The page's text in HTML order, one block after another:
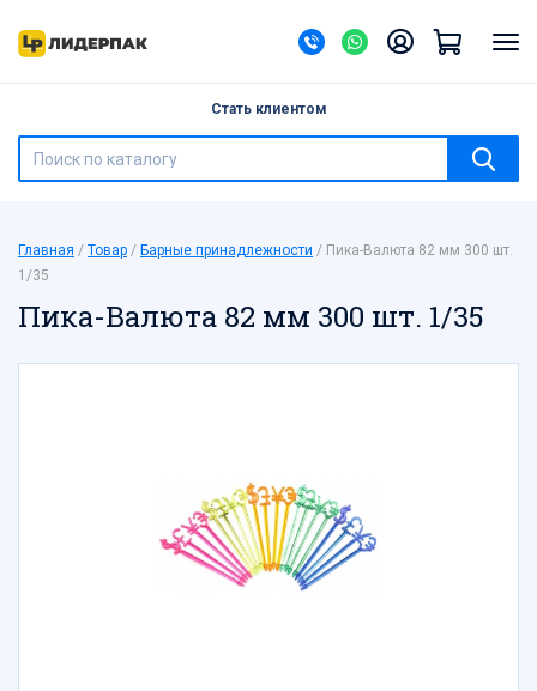
Стать клиентом
Назад
Барные принадлежности
Бумажная продукция
Ведра, банки с герметичной крышкой
Канцелярские товары
Мешки полипропиленовые
Пакеты бумажные
Пакеты вакуумные, подложки, термопакеты
Главная Товар Барные принадлежности
Пика-Валюта 82 мм 300 шт.
1/35
Пика-Валюта 82 мм 300 шт. 1/35